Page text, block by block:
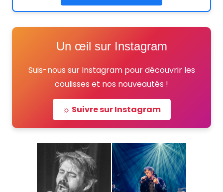
Un œil sur Instagram
Suis-nous sur Instagram pour découvrir les
coulisses et nos nouveautés !
☼ Suivre sur Instagram